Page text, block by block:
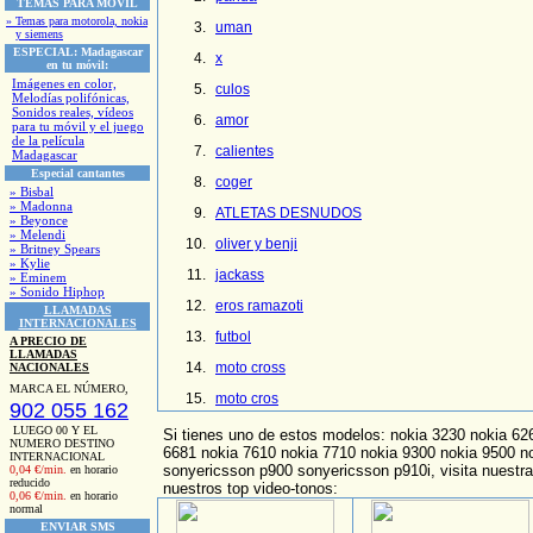
TEMAS PARA MOVIL
» Temas para motorola, nokia
y siemens
ESPECIAL: Madagascar
en tu móvil:
Imágenes en color,
Melodías polifónicas,
Sonidos reales, vídeos
para tu móvil y el juego
de la película
Madagascar
Especial cantantes
» Bisbal
» Madonna
» Beyonce
» Melendi
» Britney Spears
» Kylie
» Eminem
» Sonido Hiphop
LLAMADAS
INTERNACIONALES
A PRECIO DE
LLAMADAS
NACIONALES
MARCA EL NÚMERO,
902 055 162
LUEGO 00 Y EL
NUMERO DESTINO
INTERNACIONAL
0,04 €/min. en horario
reducido
0,06 €/min. en horario
normal
ENVIAR SMS
uman
x
culos
amor
calientes
coger
ATLETAS DESNUDOS
oliver y benji
jackass
eros ramazoti
futbol
moto cross
moto cros
Si tienes uno de estos modelos: nokia 3230 nokia
6681 nokia 7610 nokia 7710 nokia 9300 nokia 9500
sonyericsson p900 sonyericsson p910i, visita
nuestros top video-tonos: